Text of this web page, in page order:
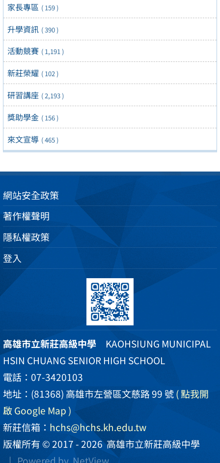
家長專區 ( 159 )
升學資訊 ( 390 )
活動競賽 ( 1,191 )
新莊榮耀 ( 102 )
研習講座 ( 2,193 )
獎助學金 ( 156 )
來文宣導 ( 465 )
網站安全政策
著作權聲明
隱私權政策
登入
高雄市立新莊高級中學 KAOHSIUNG MUNICIPAL
HSIN CHUANG SENIOR HIGH SCHOOL
電話：07-3420103
地址：(81368) 高雄市左營區文慈路 99 號( 點我開
啟 Google Map )
新莊信箱： hchs@hchs.kh.edu.tw
版權所有 © 2017 - 2026高雄市立新莊高級中學